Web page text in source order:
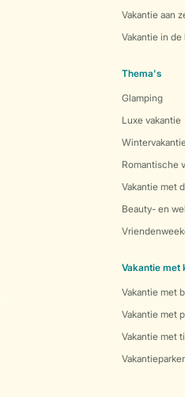
Vakantie aan
Vakantie in de
Thema's
Glamping
Luxe vakantie
Romantische
Vakantie met
Beauty- en
Vakantie met
Vakantie met
Vakantie met
Vakantie met